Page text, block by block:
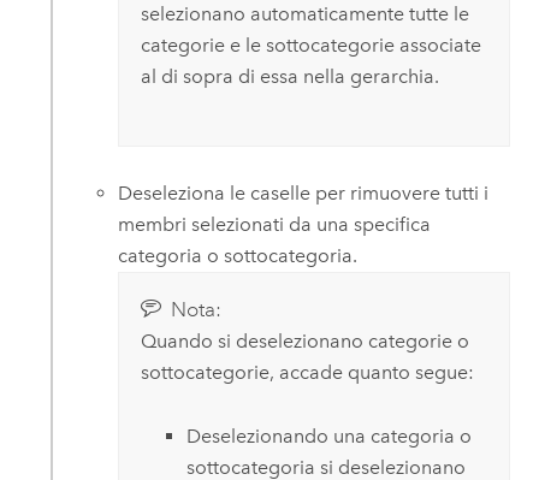
selezionano automaticamente tutte le
categorie e le sottocategorie associate
al di sopra di essa nella gerarchia.
Deseleziona le caselle per rimuovere tutti i
membri selezionati da una specifica
categoria o sottocategoria.
Nota:
Quando si deselezionano categorie o
sottocategorie, accade quanto segue:
Deselezionando una categoria o
sottocategoria si deselezionano